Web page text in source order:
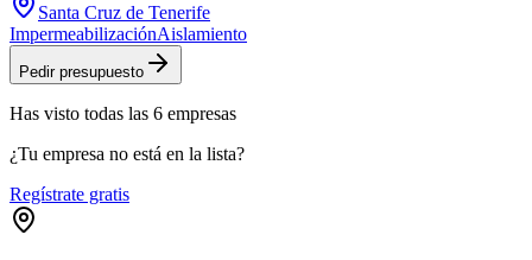
Santa Cruz de Tenerife
ImpermeabilizaciónAislamiento
Pedir presupuesto
Has visto todas las 6 empresas
¿Tu empresa no está en la lista?
Regístrate gratis